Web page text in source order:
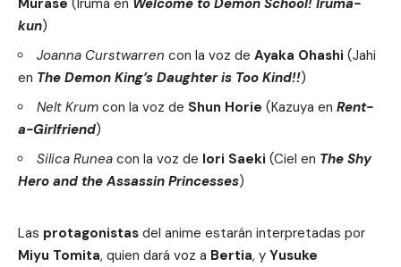
kun)
Joanna Curstwarren con la voz de Ayaka Ohashi (Jahi
en The Demon King’s Daughter is Too Kind!!)
Nelt Krum con la voz de Shun Horie (Kazuya en Rent-
a-Girlfriend)
Silica Runea con la voz de Iori Saeki (Ciel en The Shy
Hero and the Assassin Princesses)
Las protagonistas del anime estarán interpretadas por
Miyu Tomita, quien dará voz a Bertia, y Yusuke